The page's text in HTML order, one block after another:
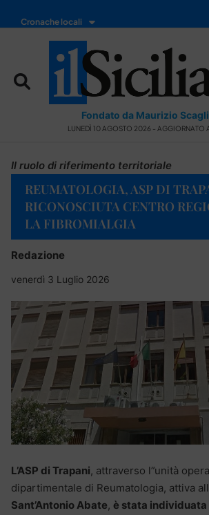
Cronache locali
Fondato da Maurizio
LUNEDÌ 10 AGOSTO 2026 - AGGIORNATO
Il ruolo di riferimento territoriale
REUMATOLOGIA, ASP DI
RICONOSCIUTA CENTRO
LA FIBROMIALGIA
Redazione
venerdì 3 Luglio 2026
L’ASP di Trapani, attraverso l”unità
dipartimentale di Reumatologia, attiva
Sant’Antonio Abate, è stata individuata